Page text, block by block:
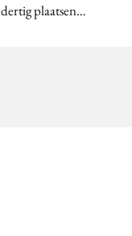
dertig plaatsen…